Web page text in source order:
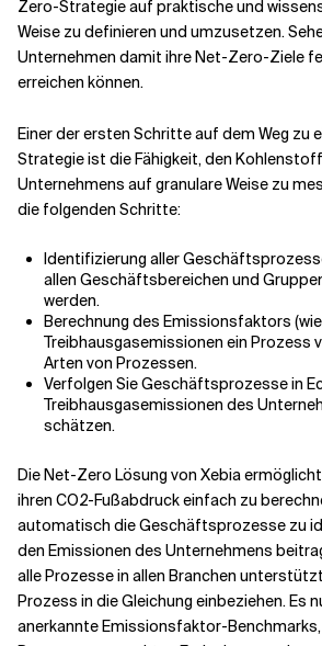
Zero-Strategie auf praktische und
Weise zu definieren und umzusetzen.
Unternehmen damit ihre Net-Zero-Ziele
erreichen können.
Einer der ersten Schritte auf dem Weg zu
Strategie ist die Fähigkeit, den
Unternehmens auf granulare Weise zu
die folgenden Schritte:
Identifizierung aller
allen Geschäftsbereichen und
werden.
Berechnung des Emissionsfaktors
Treibhausgasemissionen ein Prozess
Arten von Prozessen.
Verfolgen Sie Geschäftsprozesse in
Treibhausgasemissionen des
schätzen.
Die Net-Zero Lösung von Xebia
ihren CO2-Fußabdruck einfach zu
automatisch die Geschäftsprozesse zu
den Emissionen des Unternehmens
alle Prozesse in allen Branchen
Prozess in die Gleichung einbeziehen. Es
anerkannte Emissionsfaktor-